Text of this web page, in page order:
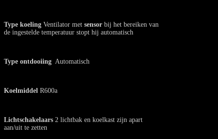
Type koeling Ventilator met sensor bij het bereiken van
de ingestelde temperatuur stopt hij automatisch
Type ontdooiing Automatisch
Koelmiddel R600a
Lichtschakelaars 2 lichtbak en koelkast zijn apart
aan/uit te zetten